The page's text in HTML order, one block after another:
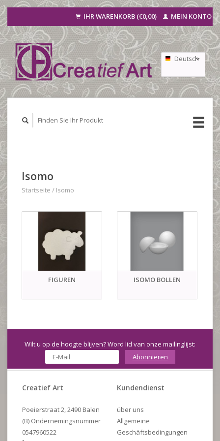
IHR WARENKORB (€0,00) MEIN KONTO
Deutsch
Nederlands
Isomo
Startseite / Isomo
FIGUREN ISOMO BOLLEN
Wilt u op de hoogte blijven? Word lid van onze mailinglijst:
Abonnieren
Creatief Art
Poeierstraat 2, 2490 Balen
(B) Ondernemingsnummer
0547960522
Kundendienst
über uns
Allgemeine
Geschäftsbedingungen